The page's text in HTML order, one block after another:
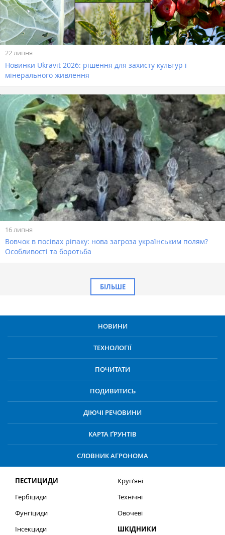
22 липня
Новинки Ukravit 2026: рішення для захисту культур і
мінерального живлення
16 липня
Вовчок в посівах ріпаку: нова загроза українським полям?
Особливості та боротьба
БІЛЬШЕ
НОВИНИ
ТЕХНОЛОГІЇ
ПОЧИТАТИ
ПОДИВИТИСЬ
ДІЮЧІ РЕЧОВИНИ
КАРТА ҐРУНТІВ
СЛОВНИК АГРОНОМА
ПЕСТИЦИДИ
Гербіциди
Фунгіциди
Інсекциди
Круп’яні
Технічні
Овочеві
ШКІДНИКИ